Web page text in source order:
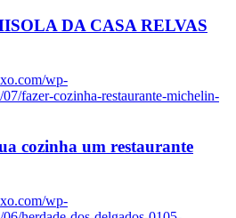
DA CASA RELVAS
wp-
fazer-cozinha-restaurante-michelin-
cozinha um restaurante
wp-